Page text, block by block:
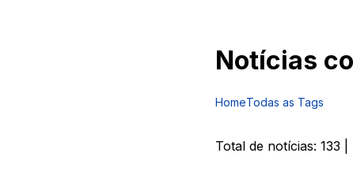
Notícias
HomeTodas as Tags
Total de notícias: 133